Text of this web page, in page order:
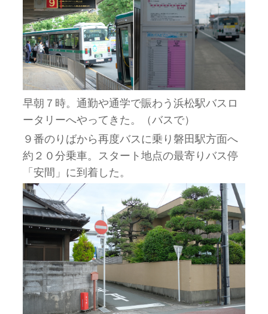
早朝７時。通勤や通学で賑わう浜松駅バスロ
ータリーへやってきた。（バスで）
９番のりばから再度バスに乗り磐田駅方面へ
約２０分乗車。スタート地点の最寄りバス停
「安間」に到着した。